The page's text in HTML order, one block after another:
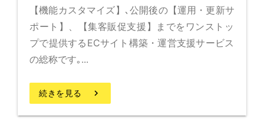
【機能カスタマイズ】､公開後の【運用・更新サ
ポート】、【集客販促支援】までをワンストッ
プで提供するECサイト構築・運営支援サービス
の総称です｡...
続きを見る keyboard_arrow_right